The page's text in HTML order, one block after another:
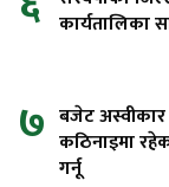
कार्यतालिका
७ बजेट
कठिनाइमा
गर्नू